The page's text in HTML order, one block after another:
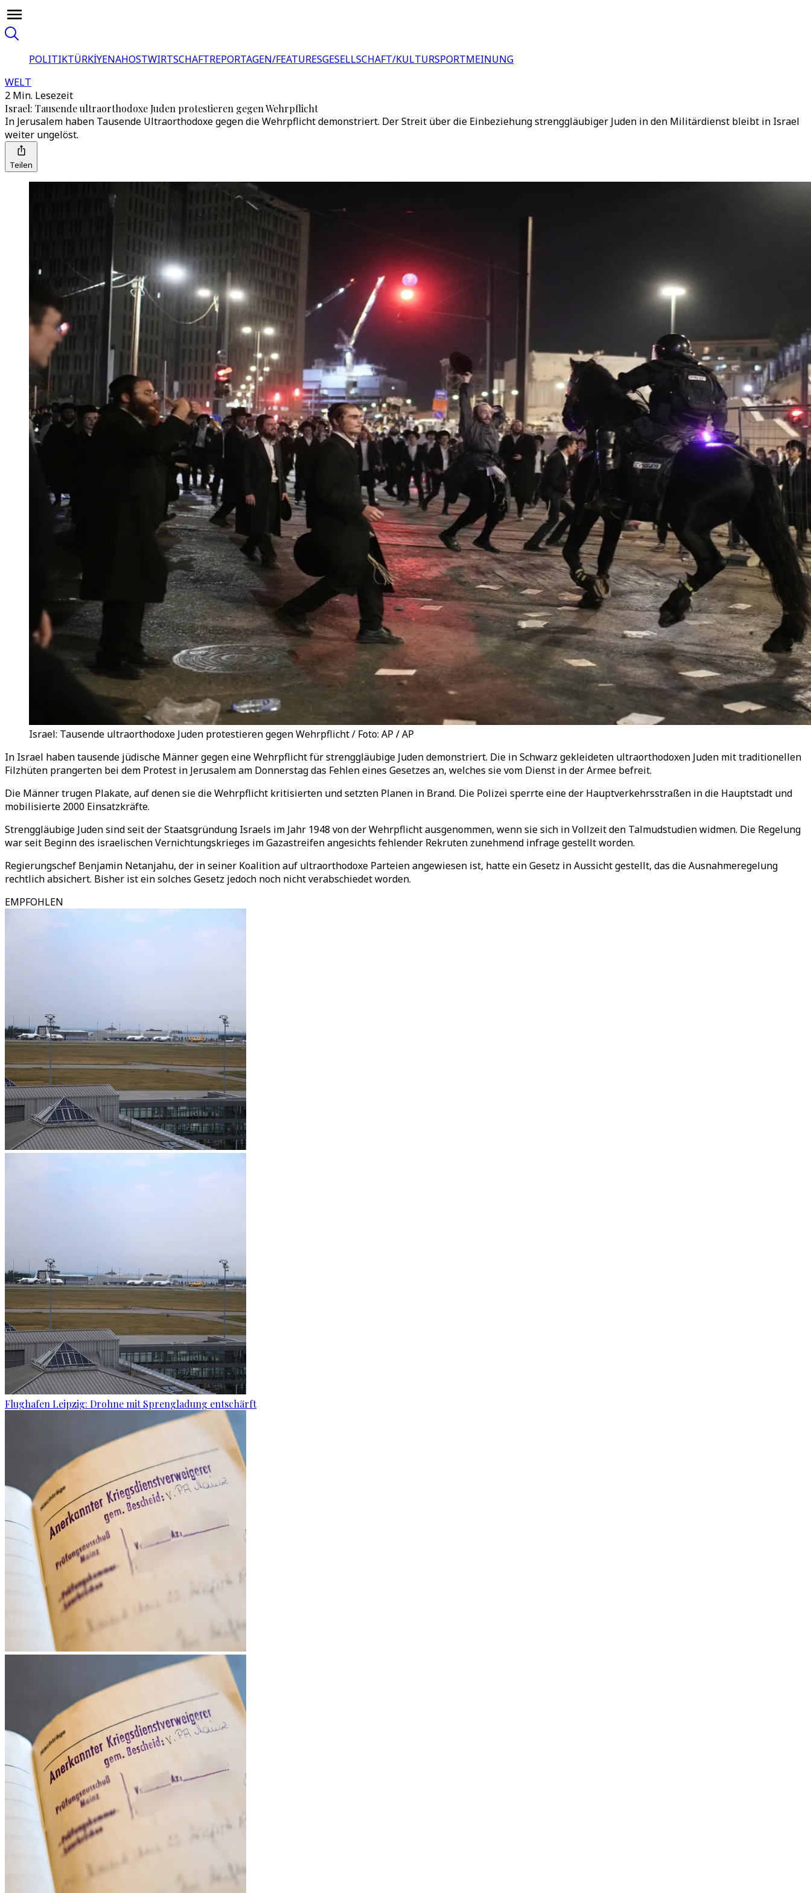
POLITIKTÜRKİYENAHOSTWIRTSCHAFTREPORTAGEN/FEATURESGESELLSCHAFT/KULTURSPORTMEINUNG
WELT
2 Min. Lesezeit
Israel: Tausende ultraorthodoxe Juden protestieren gegen Wehrpflicht
In Jerusalem haben Tausende Ultraorthodoxe gegen die Wehrpflicht demonstriert. Der Streit über die Einbeziehung strenggläubiger Juden in den Militärdienst bleibt in Israel
weiter ungelöst.
Teilen
Israel: Tausende ultraorthodoxe Juden protestieren gegen Wehrpflicht / Foto: AP / AP
In Israel haben tausende jüdische Männer gegen eine Wehrpflicht für strenggläubige Juden demonstriert. Die in Schwarz gekleideten ultraorthodoxen Juden mit traditionellen
Filzhüten prangerten bei dem Protest in Jerusalem am Donnerstag das Fehlen eines Gesetzes an, welches sie vom Dienst in der Armee befreit.
Die Männer trugen Plakate, auf denen sie die Wehrpflicht kritisierten und setzten Planen in Brand. Die Polizei sperrte eine der Hauptverkehrsstraßen in die Hauptstadt und
mobilisierte 2000 Einsatzkräfte.
Strenggläubige Juden sind seit der Staatsgründung Israels im Jahr 1948 von der Wehrpflicht ausgenommen, wenn sie sich in Vollzeit den Talmudstudien widmen. Die Regelung
war seit Beginn des israelischen Vernichtungskrieges im Gazastreifen angesichts fehlender Rekruten zunehmend infrage gestellt worden.
Regierungschef Benjamin Netanjahu, der in seiner Koalition auf ultraorthodoxe Parteien angewiesen ist, hatte ein Gesetz in Aussicht gestellt, das die Ausnahmeregelung
rechtlich absichert. Bisher ist ein solches Gesetz jedoch noch nicht verabschiedet worden.
EMPFOHLEN
Flughafen Leipzig: Drohne mit Sprengladung entschärft